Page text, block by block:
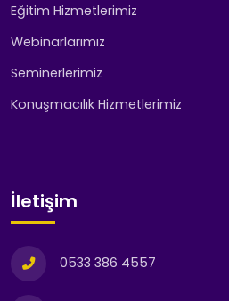
Eğitim Hizmetlerimiz
Webinarlarımız
Seminerlerimiz
Konuşmacılık Hizmetlerimiz
İletişim
0533 386 4557